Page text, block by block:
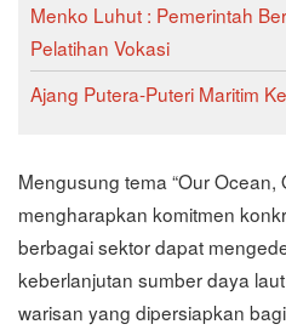
Menko Luhut : Pemerintah
Pelatihan Vokasi
Ajang Putera-Puteri Maritim
Mengusung tema “Our Ocean,
mengharapkan komitmen
berbagai sektor dapat
keberlanjutan sumber daya
warisan yang dipersiapkan